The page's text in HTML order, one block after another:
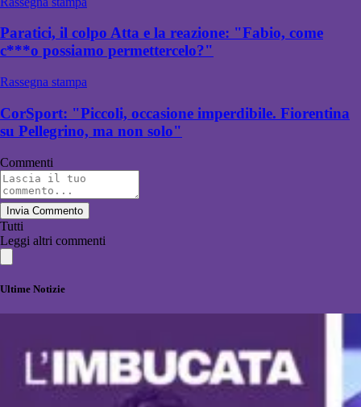
Paratici, il colpo Atta e la reazione: "Fabio, come
c***o possiamo permettercelo?"
Rassegna stampa
CorSport: "Piccoli, occasione imperdibile. Fiorentina
su Pellegrino, ma non solo"
Commenti
Invia Commento
Tutti
Leggi altri commenti
Ultime Notizie